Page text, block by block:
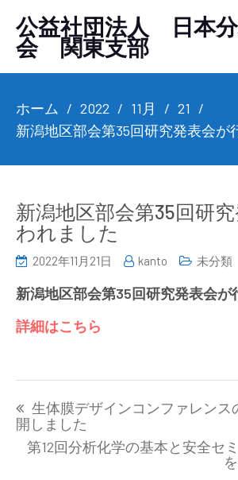
公益社団法人 日本
会 関東支部
ホーム 2022 11月
21
新潟地区部会第35回研究発表会が
新潟地区部会第35回研
われました
2022年11月21日 kanto 未分類
新潟地区部会第35回研究発表会が
詳細はこちら
稿
ナ
ビ
生体膜デザインコンファレンス
開しました
第12回分析化学の基本と安全セ